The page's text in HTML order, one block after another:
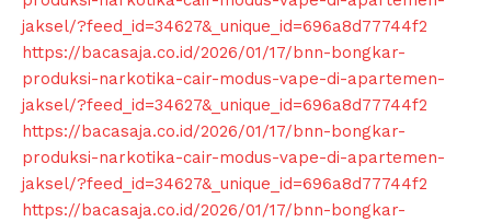
jaksel/?feed_id=34627&_unique_id=696a8d77744f2
https://bacasaja.co.id/2026/01/17/bnn-bongkar-
produksi-narkotika-cair-modus-vape-di-apartemen-
jaksel/?feed_id=34627&_unique_id=696a8d77744f2
https://bacasaja.co.id/2026/01/17/bnn-bongkar-
produksi-narkotika-cair-modus-vape-di-apartemen-
jaksel/?feed_id=34627&_unique_id=696a8d77744f2
https://bacasaja.co.id/2026/01/17/bnn-bongkar-